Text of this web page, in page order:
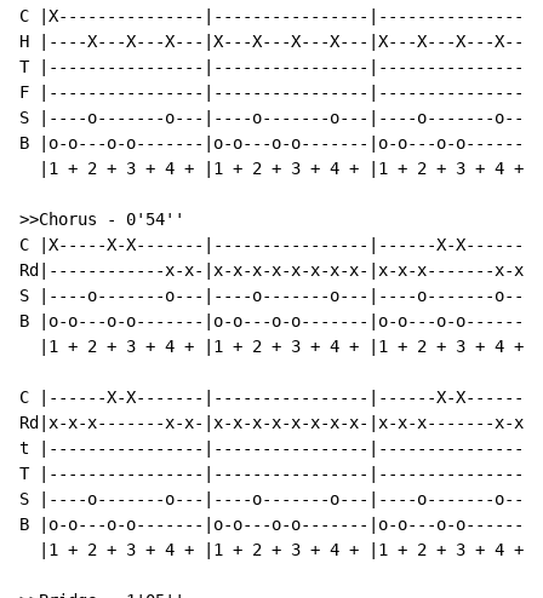
C |X---------------|----------------|----------------
H |----X---X---X---|X---X---X---X---|X---X---X---
T |----------------|----------------|----------------|--
F |----------------|----------------|----------------
S |----o-------o---|----o-------o---|----o-------
B |o-o---o-o-------|o-o---o-o-------|o-o---o-
|1 + 2 + 3 + 4 + |1 + 2 + 3 + 4 + |1 + 2 + 3 + 4 +
>>Chorus - 0'54''
C |X-----X-X-------|----------------|------X-
Rd|------------x-x-|x-x-x-x-x-x-x-x-|x-x-x-------x-x-
S |----o-------o---|----o-------o---|----o-------
B |o-o---o-o-------|o-o---o-o-------|o-o---o-
|1 + 2 + 3 + 4 + |1 + 2 + 3 + 4 + |1 + 2 + 3 + 4 +
C |------X-X-------|----------------|------X-
Rd|x-x-x-------x-x-|x-x-x-x-x-x-x-x-|x-x-x-------
t |----------------|----------------
T |----------------|----------------
S |----o-------o---|----o-------o---|----o-------
B |o-o---o-o-------|o-o---o-o-------|o-o---o-o-------
|1 + 2 + 3 + 4 + |1 + 2 + 3 + 4 + |1 + 2 + 3 + 4 +